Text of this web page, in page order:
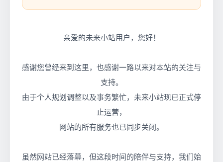
亲爱的未来小站用户，您好！
感谢您曾经来到这里，也感谢一路以来对本站的关注与
支持。
由于个人规划调整以及事务繁忙，未来小站现已正式停
止运营，
网站的所有服务也已同步关闭。
虽然网站已经落幕，但这段时间的陪伴与支持，我们始